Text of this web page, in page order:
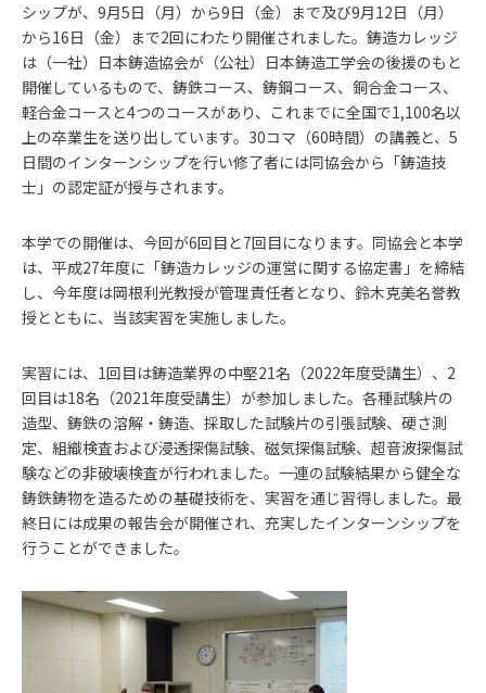
シップが、9月5日（月）から9日（金）まで及び9月12日（月）
から16日（金）まで2回にわたり開催されました。鋳造カレッジ
は（一社）日本鋳造協会が（公社）日本鋳造工学会の後援のもと
開催しているもので、鋳鉄コース、鋳鋼コース、銅合金コース、
軽合金コースと4つのコースがあり、これまでに全国で1,100名以
上の卒業生を送り出しています。30コマ（60時間）の講義と、5
日間のインターンシップを行い修了者には同協会から「鋳造技
士」の認定証が授与されます。
本学での開催は、今回が6回目と7回目になります。同協会と本学
は、平成27年度に「鋳造カレッジの運営に関する協定書」を締結
し、今年度は岡根利光教授が管理責任者となり、鈴木克美名誉教
授とともに、当該実習を実施しました。
実習には、1回目は鋳造業界の中堅21名（2022年度受講生）、2
回目は18名（2021年度受講生）が参加しました。各種試験片の
造型、鋳鉄の溶解・鋳造、採取した試験片の引張試験、硬さ測
定、組織検査および浸透探傷試験、磁気探傷試験、超音波探傷試
験などの非破壊検査が行われました。一連の試験結果から健全な
鋳鉄鋳物を造るための基礎技術を、実習を通じ習得しました。最
終日には成果の報告会が開催され、充実したインターンシップを
行うことができました。